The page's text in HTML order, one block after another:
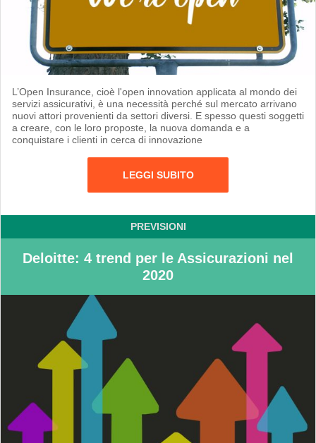
L’Open Insurance, cioè l'open innovation applicata al mondo dei
servizi assicurativi, è una necessità perché sul mercato arrivano
nuovi attori provenienti da settori diversi. E spesso questi soggetti
a creare, con le loro proposte, la nuova domanda e a
conquistare i clienti in cerca di innovazione
LEGGI SUBITO
PREVISIONI
Deloitte: 4 trend per le Assicurazioni nel
2020